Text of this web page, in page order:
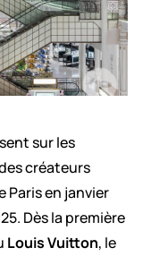
sur les
créateurs
Paris en janvier
Dès la première
Louis Vuitton, le